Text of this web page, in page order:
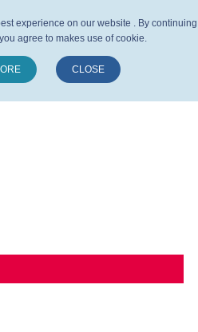
experience on our website . By continuing
agree to makes use of cookie.
CLOSE